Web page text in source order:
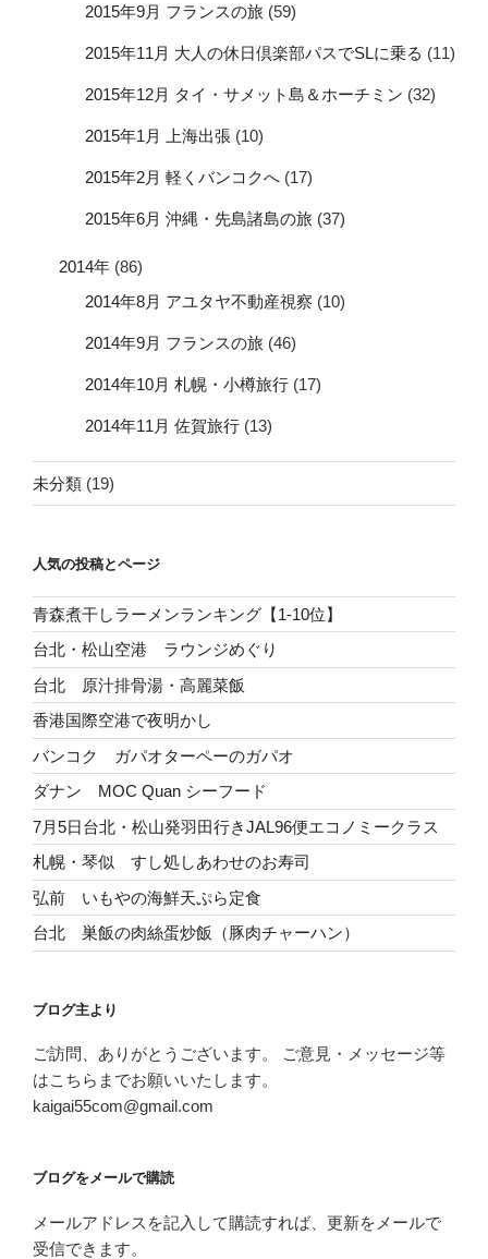
2015年9月 フランスの旅 (59)
2015年11月 大人の休日倶楽部パスでSLに乗る (11)
2015年12月 タイ・サメット島＆ホーチミン (32)
2015年1月 上海出張 (10)
2015年2月 軽くバンコクへ (17)
2015年6月 沖縄・先島諸島の旅 (37)
2014年 (86)
2014年8月 アユタヤ不動産視察 (10)
2014年9月 フランスの旅 (46)
2014年10月 札幌・小樽旅行 (17)
2014年11月 佐賀旅行 (13)
未分類 (19)
人気の投稿とページ
青森煮干しラーメンランキング【1-10位】
台北・松山空港 ラウンジめぐり
台北 原汁排骨湯・高麗菜飯
香港国際空港で夜明かし
バンコク ガパオターペーのガパオ
ダナン MOC Quan シーフード
7月5日台北・松山発羽田行きJAL96便エコノミークラス
札幌・琴似 すし処しあわせのお寿司
弘前 いもやの海鮮天ぷら定食
台北 巣飯の肉絲蛋炒飯（豚肉チャーハン）
ブログ主より
ご訪問、ありがとうございます。 ご意見・メッセージ等
はこちらまでお願いいたします。
kaigai55com@gmail.com
ブログをメールで購読
メールアドレスを記入して購読すれば、更新をメールで
受信できます。